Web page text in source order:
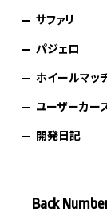
サファリ
パジェロ
ホイールマッ
ユーザーカー
開発日記
Back